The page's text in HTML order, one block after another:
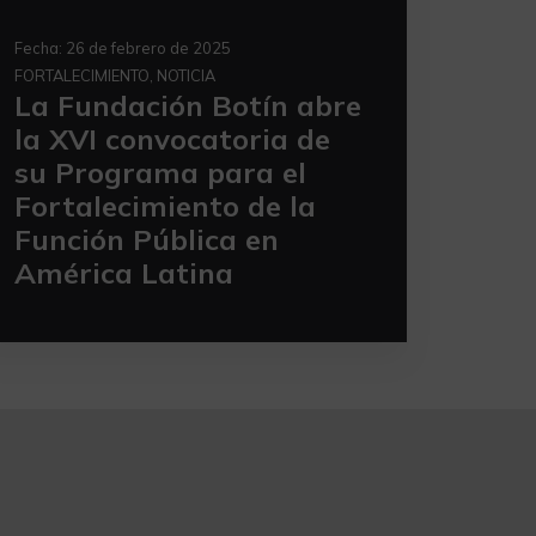
Fecha: 26 de febrero de 2025
FORTALECIMIENTO, NOTICIA
La Fundación Botín abre
la XVI convocatoria de
su Programa para el
Fortalecimiento de la
Función Pública en
América Latina